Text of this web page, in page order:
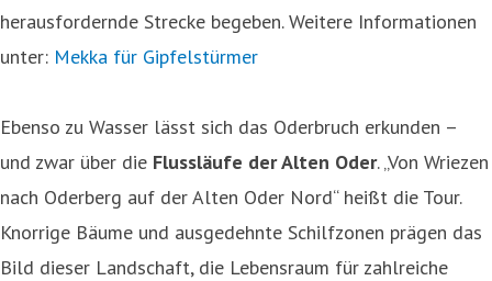
herausfordernde Strecke begeben. Weitere Informationen
unter: Mekka für Gipfelstürmer
Ebenso zu Wasser lässt sich das Oderbruch erkunden –
und zwar über die Flussläufe der Alten Oder. „Von Wriezen
nach Oderberg auf der Alten Oder Nord“ heißt die Tour.
Knorrige Bäume und ausgedehnte Schilfzonen prägen das
Bild dieser Landschaft, die Lebensraum für zahlreiche